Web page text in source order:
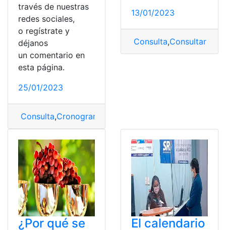
través de nuestras
redes sociales,
o regístrate y
déjanos
un comentario en
esta página.
25/01/2023
Consulta,Cronograma escolar régimen sierra
13/01/2023
Consulta,Consultar
¿Por qué se
El calendario